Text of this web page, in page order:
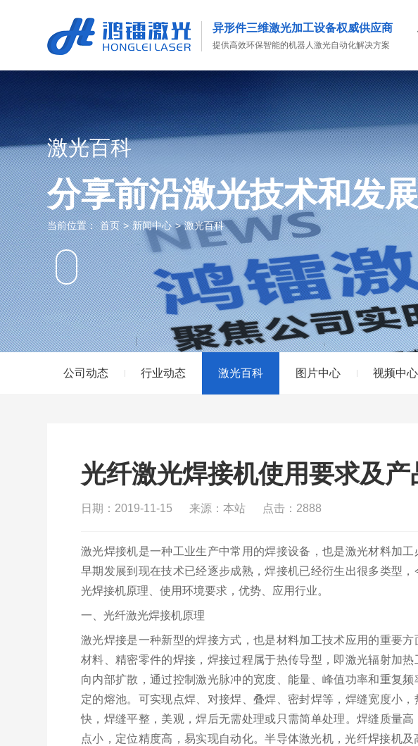
异形件三维激光加工设备权威供应商
提供高效环保智能的机器人激光自动化解决方案
激光百科
分享前沿激光技术和发
当前位置： 首页 > 新闻中心 > 激光百科
公司动态 行业动态 激光百科 图片中心 视频中心
光纤激光焊接机使用要求及产
日期：2019-11-15 来源：本站 点击：2888
激光焊接机是一种工业生产中常用的焊接设备，也是激光材料加
早期发展到现在技术已经逐步成熟，焊接机已经衍生出很多类型
光焊接机原理、使用环境要求，优势、应用行业。
一、光纤激光焊接机原理
激光焊接是一种新型的焊接方式，也是材料加工技术应用的重要
材料、精密零件的焊接，焊接过程属于热传导型，即激光辐射加
向内部扩散，通过控制激光脉冲的宽度、能量、峰值功率和重复
定的熔池。可实现点焊、对接焊、叠焊、密封焊等，焊缝宽度小
快，焊缝平整，美观，焊后无需处理或只需简单处理。焊缝质量
点小，定位精度高，易实现自动化。半导体激光机，光纤焊接机